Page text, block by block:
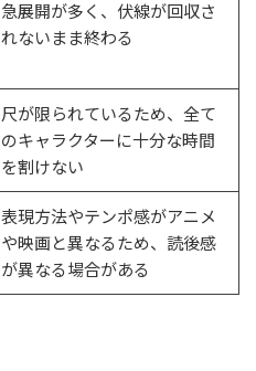
急展開が多く、伏線が回収さ
れないまま終わる
尺が限られているため、全て
のキャラクターに十分な時間
を割けない
表現方法やテンポ感がアニメ
や映画と異なるため、読後感
が異なる場合がある